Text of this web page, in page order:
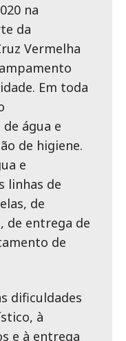
na
da
Vermelha
Em toda
água e
de higiene.
e
linhas de
de
de entrega de
de
dificuldades
à
e à entrega